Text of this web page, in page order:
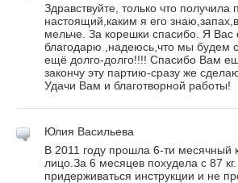
Здравствуйте, только что получила
настоящий,каким я его
мельче. За корешки спасибо. Я Вас
благодарю ,надеюсь,что мы будем
ещё долго-долго!!!! Спасибо Вам
закончу эту партию-сразу же
Удачи Вам и благотворной работы!
Юлия Васильева
В 2011 году прошла 6-ти месячный
лицо.За 6 месяцев похудела с 87
придерживаться инструкции и не